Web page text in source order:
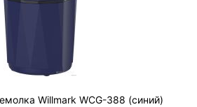
Willmark WCG-388 (синий)